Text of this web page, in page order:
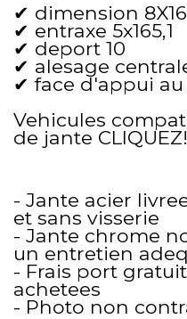
✔ dimension 8X16
✔ entraxe 5x165,1
✔ deport 10
✔ alesage
✔ face d'appui au
Vehicules
de jante CLIQUEZ!
- Jante acier
et sans visserie
- Jante chrome
un entretien
- Frais port
achetees
- Photo non